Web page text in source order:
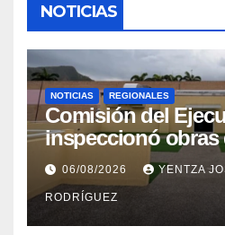
NOTICIAS
NOTICIAS REGIONALES
Comisión del
inspeccionó obras
recuperación en la
Integral Aragua
06/08/2026 YENTZA
RODRÍGUEZ